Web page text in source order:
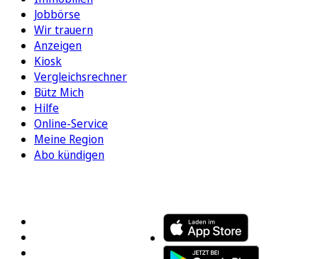
Jobbörse
Wir trauern
Anzeigen
Kiosk
Vergleichsrechner
Bütz Mich
Hilfe
Online-Service
Meine Region
Abo kündigen